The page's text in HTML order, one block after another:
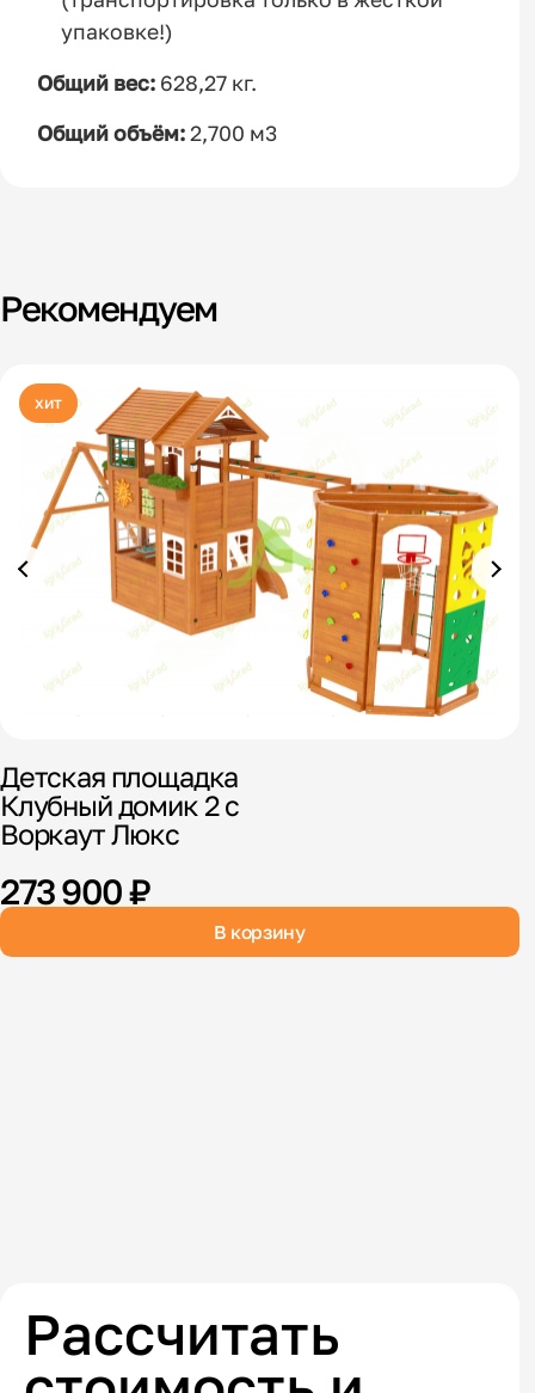
упаковке!)
Общий вес: 628,27 кг.
Общий объём:2,700 м3
Рекомендуем
хит
Детская площадка
Клубный домик 2 с
Воркаут Люкс
273 900 ₽
В корзину
Рассчитать